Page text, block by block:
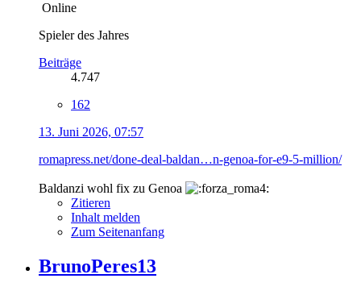
Online
Spieler des Jahres
Beiträge
4.747
162
13. Juni 2026, 07:57
romapress.net/done-deal-baldan…n-genoa-for-e9-5-million/
Baldanzi wohl fix zu Genoa
Zitieren
Inhalt melden
Zum Seitenanfang
BrunoPeres13